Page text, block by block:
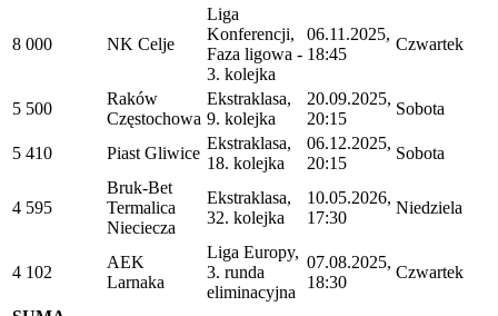
8 000 NK Celje
Liga
Konferencji,
Faza ligowa -
3. kolejka
06.11.2025,
18:45
Czwartek
5 500
Raków
Częstochowa
Ekstraklasa,
9. kolejka
20.09.2025,
20:15
Sobota
5 410 Piast Gliwice
Ekstraklasa,
18. kolejka
06.12.2025,
20:15
Sobota
4 595
Bruk-Bet
Termalica
Nieciecza
Ekstraklasa,
32. kolejka
10.05.2026,
17:30
Niedziela
4 102
AEK
Larnaka
Liga Europy,
3. runda
eliminacyjna
07.08.2025,
18:30
Czwartek